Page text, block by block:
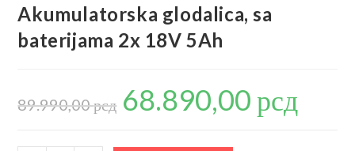
Akumulatorska glodalica, sa
baterijama 2x 18V 5Ah
89.990,00рсд
Originalna
cena
je
68.890,00рсдje: